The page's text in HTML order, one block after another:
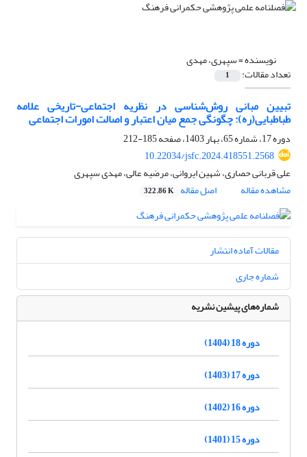
نویسنده =سپهری، مهدی
تعداد مقالات: 1
تبیین مبانی روش‌شناسی در نظریه اجتماعی-تاریخی علامه
طباطبایی‌(ره): چگونگی جمع میان اعتبار و اصالت امورات اجتماعی
دوره 17، شماره 65، بهار 1403، صفحه
185-212
10.22034/jsfc.2024.418551.2568
علی قربانی حصاری، شهین ایروانی، مرضیه عالی، مهدی سپهری
مشاهده مقاله
اصل مقاله 322.86 K
مقالات آماده انتشار
شماره جاری
شماره‌های پیشین نشریه
دوره 18 (1404)
دوره 17 (1403)
دوره 16 (1402)
دوره 15 (1401)